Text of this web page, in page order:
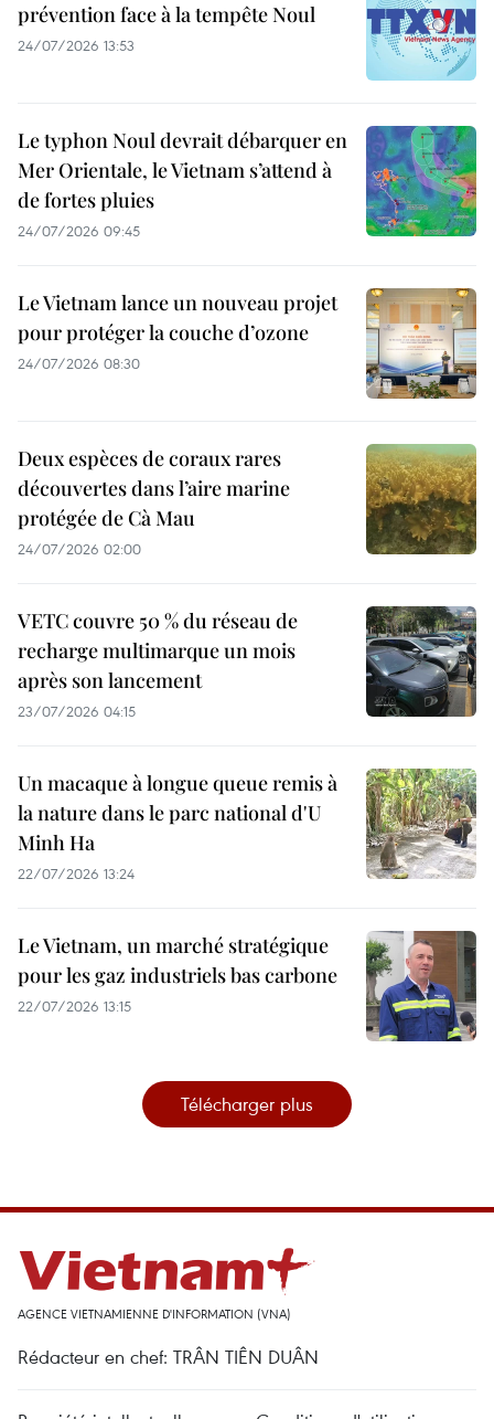
prévention face à la tempête Noul
24/07/2026 13:53
Le typhon Noul devrait débarquer en
Mer Orientale, le Vietnam s’attend à
de fortes pluies
24/07/2026 09:45
Le Vietnam lance un nouveau projet
pour protéger la couche d’ozone
24/07/2026 08:30
Deux espèces de coraux rares
découvertes dans l’aire marine
protégée de Cà Mau
24/07/2026 02:00
VETC couvre 50 % du réseau de
recharge multimarque un mois
après son lancement
23/07/2026 04:15
Un macaque à longue queue remis à
la nature dans le parc national d'U
Minh Ha
22/07/2026 13:24
Le Vietnam, un marché stratégique
pour les gaz industriels bas carbone
22/07/2026 13:15
Télécharger plus
AGENCE VIETNAMIENNE D'INFORMATION (VNA)
Rédacteur en chef: TRÂN TIÊN DUÂN